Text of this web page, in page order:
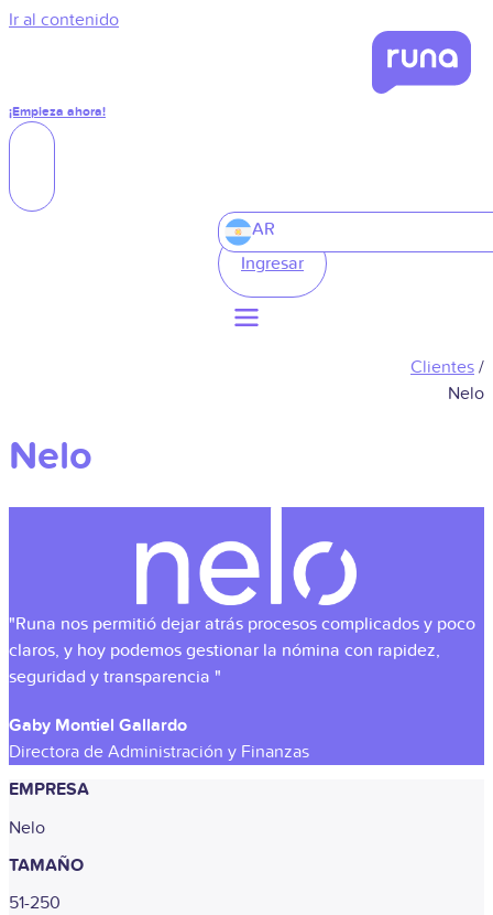
Ir al contenido
¡Empieza ahora!
AR
Ingresar
Clientes /
Nelo
Nelo
"Runa nos permitió dejar atrás procesos complicados y poco
claros, y hoy podemos gestionar la nómina con rapidez,
seguridad y transparencia "
Gaby Montiel Gallardo
Directora de Administración y Finanzas
EMPRESA
Nelo
TAMAÑO
51-250